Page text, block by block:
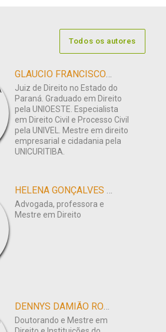
Todos os autores
GLAUCIO FRANCISCO MOURA CRUVINEL
Juiz de Direito no Estado do
Paraná. Graduado em Direito
pela UNIOESTE. Especialista
em Direito Civil e Processo Civil
pela UNIVEL. Mestre em direito
empresarial e cidadania pela
UNICURITIBA.
HELENA GONÇALVES LARIUCCI
Advogada, professora e
Mestre em Direito
DENNYS DAMIÃO RODRIGUES ALBINO
Doutorando e Mestre em